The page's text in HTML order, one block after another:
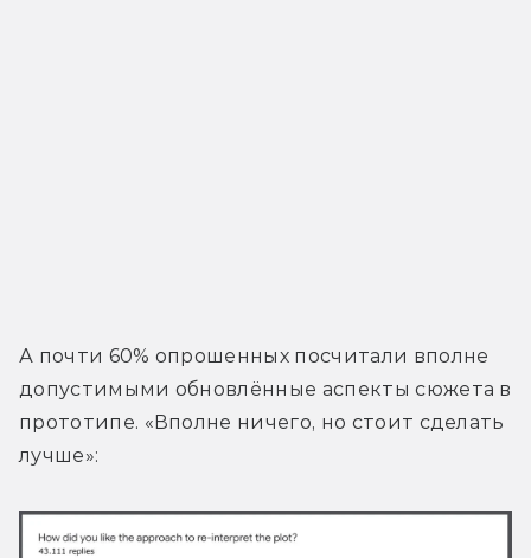
А почти 60% опрошенных посчитали вполне
допустимыми обновлённые аспекты сюжета в
прототипе. «Вполне ничего, но стоит сделать
лучше»: